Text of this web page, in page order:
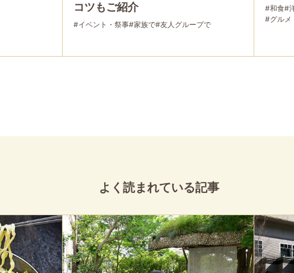
コツもご紹介
#イベント・祭事#家族で#友人グループで
#和食#
#グルメ
よく読まれている記事